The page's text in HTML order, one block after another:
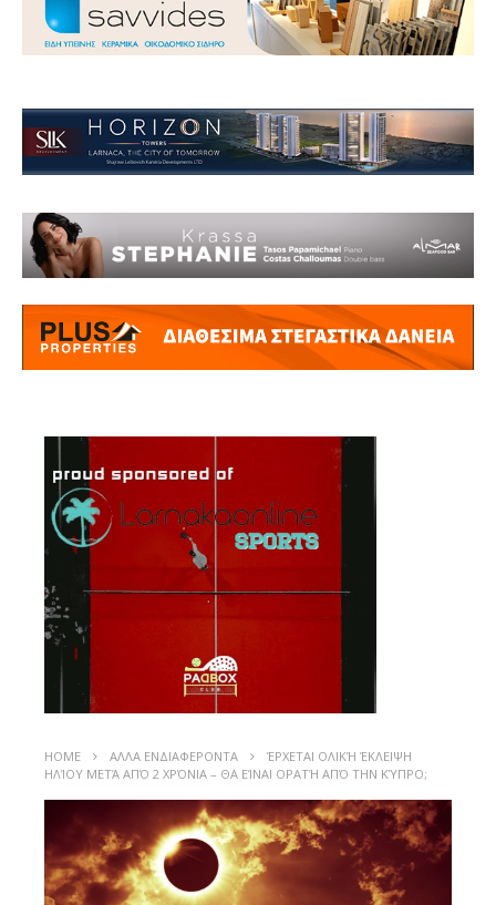
HOME ΑΛΛΑ ΕΝΔΙΑΦΕΡΟΝΤΑ
ΈΡΧΕΤΑΙ ΟΛΙΚΉ ΈΚΛΕΙΨΗ
ΗΛΊΟΥ ΜΕΤΆ ΑΠΌ 2 ΧΡΌΝΙΑ – ΘΑ ΕΊΝΑΙ ΟΡΑΤΉ ΑΠΌ ΤΗΝ ΚΎΠΡΟ;